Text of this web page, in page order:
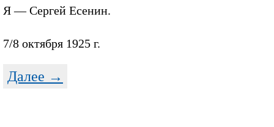
Я — Сергей Есенин.
7/8 октября 1925 г.
Далее →